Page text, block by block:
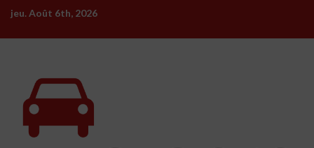
Skip
content
jeu. Août 6th, 2026